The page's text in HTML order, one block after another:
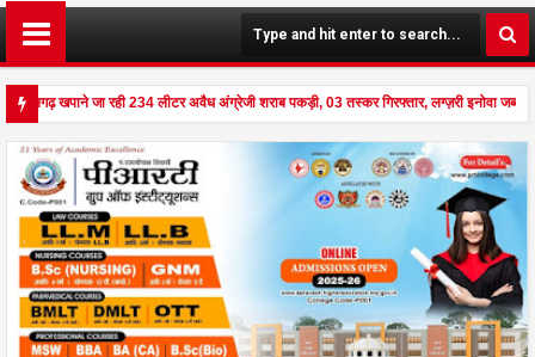
खपाने जा रही 234 लीटर अवैध अंग्रेजी शराब पकड़ी, 03 तस्कर गिरफ्तार, लग्ज़री इनोवा जब्त
अनूपपुर - घर पर किसान व नौकरानी का मिला रक्तरंजित शव, पत्नी गंभीर घायल में मेडिकल रेफर